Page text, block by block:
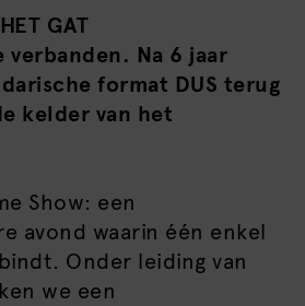
GAT
verbanden. Na 6 jaar
format DUS terug
kelder van het
Show: een
avond waarin één enkel
Onder leiding van
we een